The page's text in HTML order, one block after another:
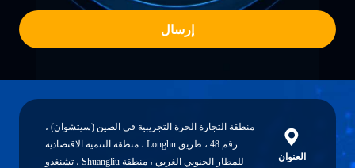
العنوان
منطقة التجارة الحرة التجريبية في الصين (سيتشوان) ،
رقم 48 ، طريق Longhu ، منطقة التنمية الاقتصادية
للمطار الجنوبي الغربي ، منطقة Shuangliu ، تشنغدو